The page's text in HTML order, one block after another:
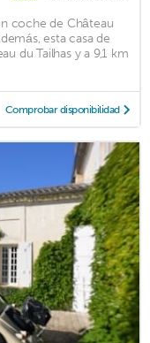
coche de Château
esta casa de
du Tailhas y a 9,1 km
Comprobar disponibilidad